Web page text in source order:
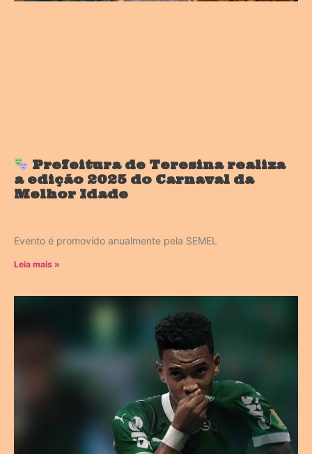
Prefeitura de Teresina realiza
a edição 2025 do Carnaval da
Melhor Idade
Evento é promovido anualmente pela SEMEL
Leia mais »